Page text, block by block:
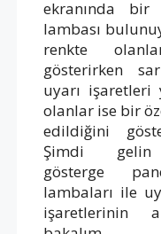
ekranında bir
lambası
renkte
gösterirken
uyarı işaretleri
olanlar ise bir
edildiğini
Şimdi gelin
gösterge
lambaları ile
işaretlerinin